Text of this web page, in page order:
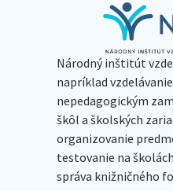
Národný inštitút
napríklad
nepedagogickým
škôl a školských
organizovanie
testovanie na
správa knižničného